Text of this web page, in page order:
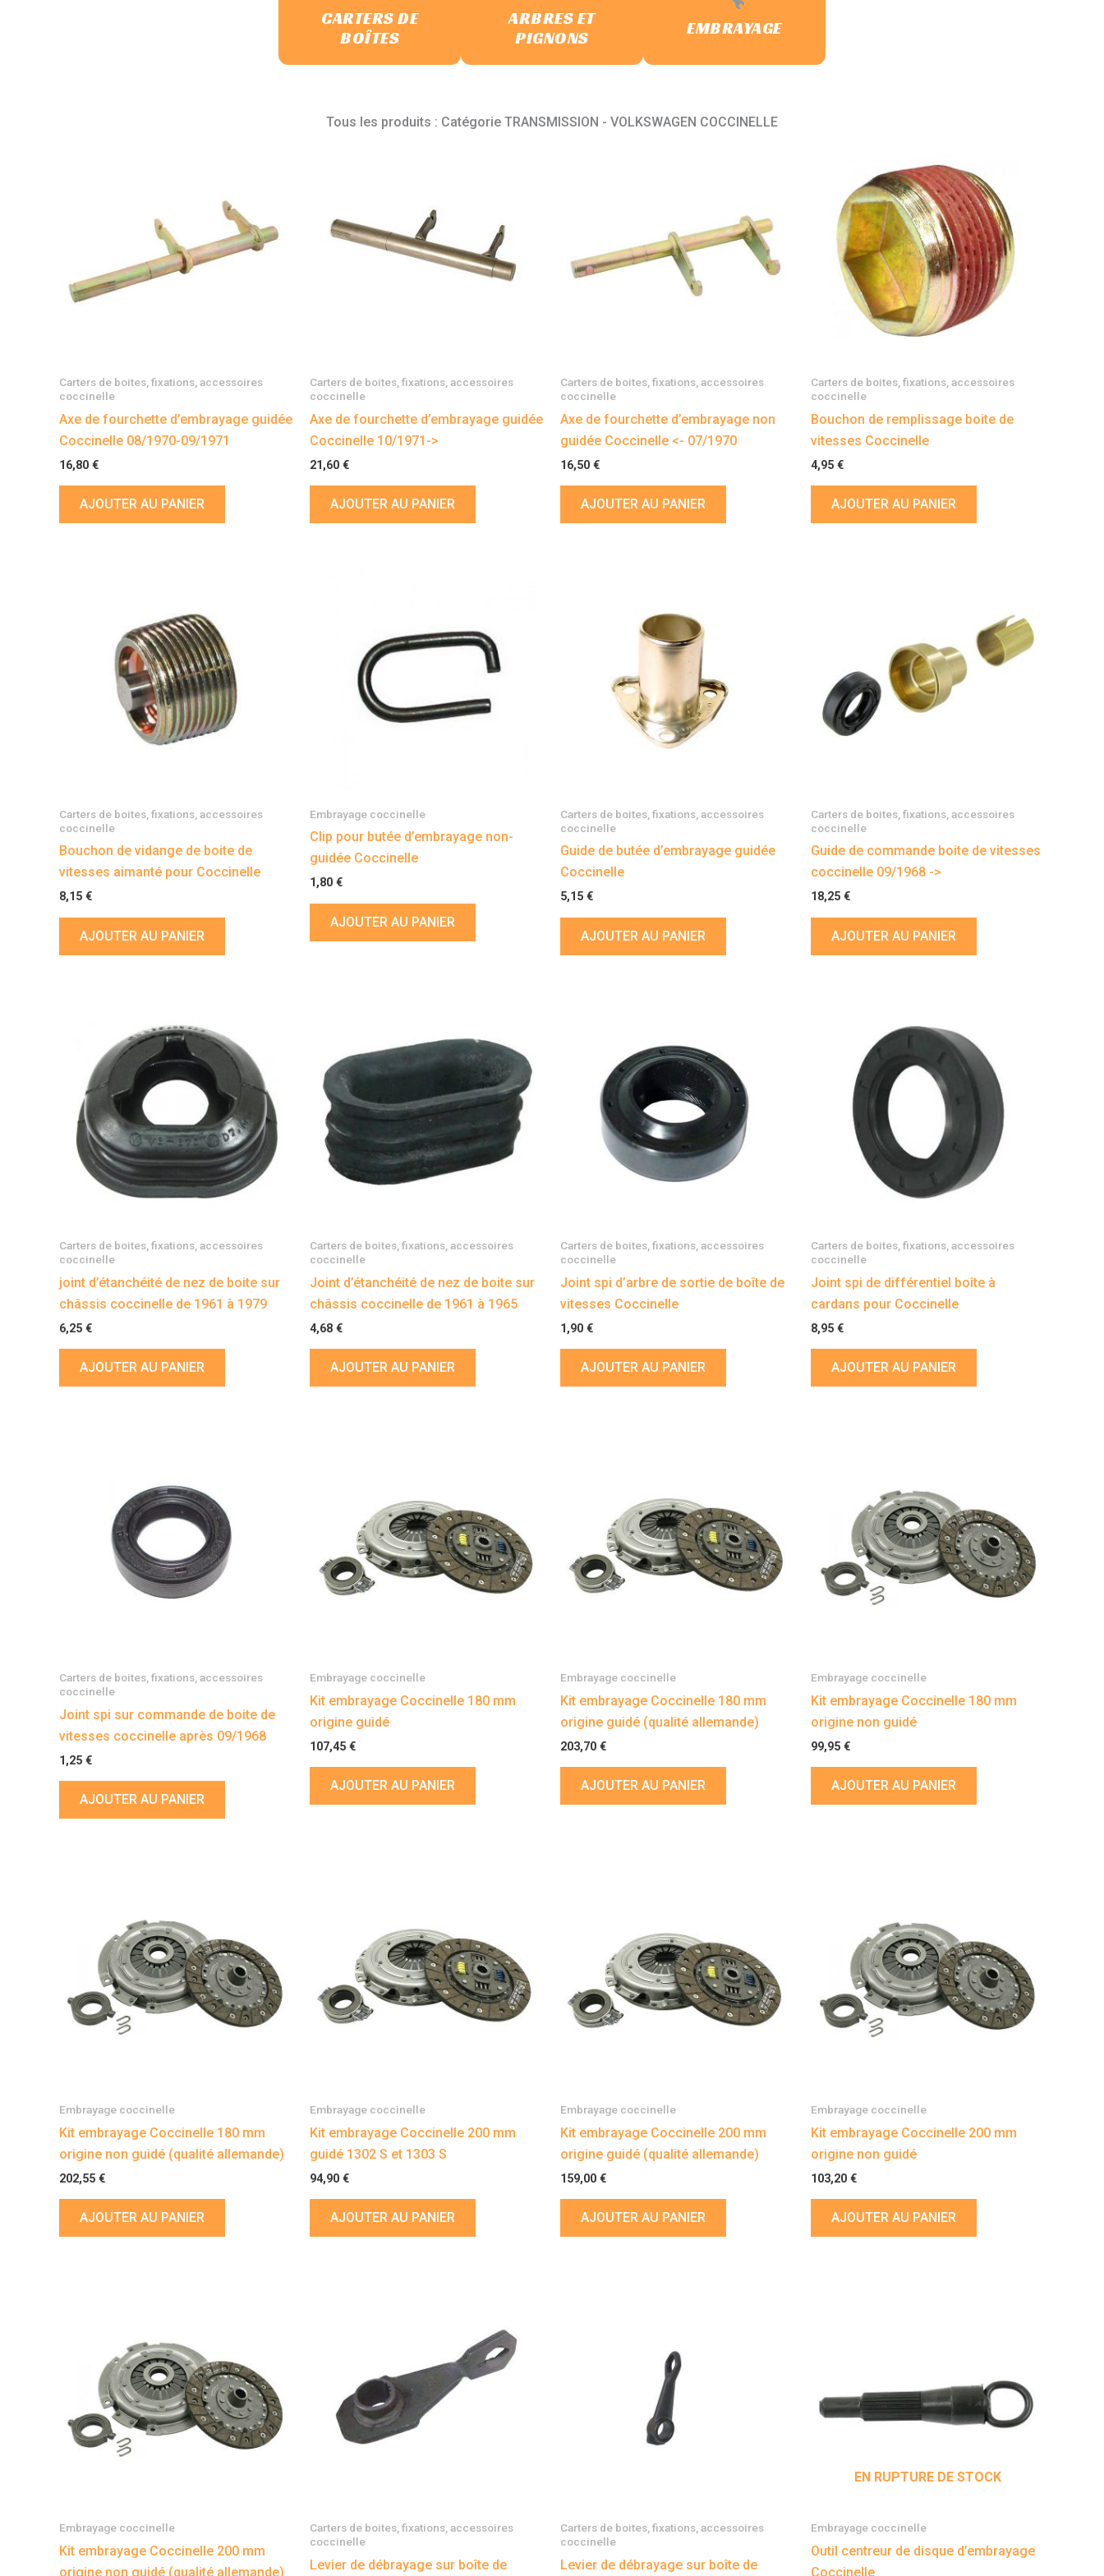
CARTERS DE
BOÎTES
ARBRES ET
PIGNONS
EMBRAYAGE
Tous les produits : Catégorie TRANSMISSION - VOLKSWAGEN COCCINELLE
Carters de boites, fixations, accessoires
coccinelle
Axe de fourchette d’embrayage guidée
Coccinelle 08/1970-09/1971
16,80 €
AJOUTER AU PANIER
Carters de boites, fixations, accessoires
coccinelle
Axe de fourchette d’embrayage guidée
Coccinelle 10/1971->
21,60 €
AJOUTER AU PANIER
Carters de boites, fixations, accessoires
coccinelle
Axe de fourchette d’embrayage non
guidée Coccinelle <- 07/1970
16,50 €
AJOUTER AU PANIER
Carters de boites, fixations, accessoires
coccinelle
Bouchon de remplissage boite de
vitesses Coccinelle
4,95 €
AJOUTER AU PANIER
Carters de boites, fixations, accessoires
coccinelle
Bouchon de vidange de boite de
vitesses aimanté pour Coccinelle
8,15 €
AJOUTER AU PANIER
Embrayage coccinelle
Clip pour butée d’embrayage non-
guidée Coccinelle
1,80 €
AJOUTER AU PANIER
Carters de boites, fixations, accessoires
coccinelle
Guide de butée d’embrayage guidée
Coccinelle
5,15 €
AJOUTER AU PANIER
Carters de boites, fixations, accessoires
coccinelle
Guide de commande boite de vitesses
coccinelle 09/1968 ->
18,25 €
AJOUTER AU PANIER
Carters de boites, fixations, accessoires
coccinelle
joint d’étanchéité de nez de boite sur
châssis coccinelle de 1961 à 1979
6,25 €
AJOUTER AU PANIER
Carters de boites, fixations, accessoires
coccinelle
Joint d’étanchéité de nez de boite sur
châssis coccinelle de 1961 à 1965
4,68 €
AJOUTER AU PANIER
Carters de boites, fixations, accessoires
coccinelle
Joint spi d’arbre de sortie de boîte de
vitesses Coccinelle
1,90 €
AJOUTER AU PANIER
Carters de boites, fixations, accessoires
coccinelle
Joint spi de différentiel boîte à
cardans pour Coccinelle
8,95 €
AJOUTER AU PANIER
Carters de boites, fixations, accessoires
coccinelle
Joint spi sur commande de boite de
vitesses coccinelle après 09/1968
1,25 €
AJOUTER AU PANIER
Embrayage coccinelle
Kit embrayage Coccinelle 180 mm
origine guidé
107,45 €
AJOUTER AU PANIER
Embrayage coccinelle
Kit embrayage Coccinelle 180 mm
origine guidé (qualité allemande)
203,70 €
AJOUTER AU PANIER
Embrayage coccinelle
Kit embrayage Coccinelle 180 mm
origine non guidé
99,95 €
AJOUTER AU PANIER
Embrayage coccinelle
Kit embrayage Coccinelle 180 mm
origine non guidé (qualité allemande)
202,55 €
AJOUTER AU PANIER
Embrayage coccinelle
Kit embrayage Coccinelle 200 mm
guidé 1302 S et 1303 S
94,90 €
AJOUTER AU PANIER
Embrayage coccinelle
Kit embrayage Coccinelle 200 mm
origine guidé (qualité allemande)
159,00 €
AJOUTER AU PANIER
Embrayage coccinelle
Kit embrayage Coccinelle 200 mm
origine non guidé
103,20 €
AJOUTER AU PANIER
Embrayage coccinelle
Kit embrayage Coccinelle 200 mm
origine non guidé (qualité allemande)
Carters de boites, fixations, accessoires
coccinelle
Levier de débrayage sur boîte de
Carters de boites, fixations, accessoires
coccinelle
Levier de débrayage sur boîte de
EN RUPTURE DE STOCK
Embrayage coccinelle
Outil centreur de disque d’embrayage
Coccinelle